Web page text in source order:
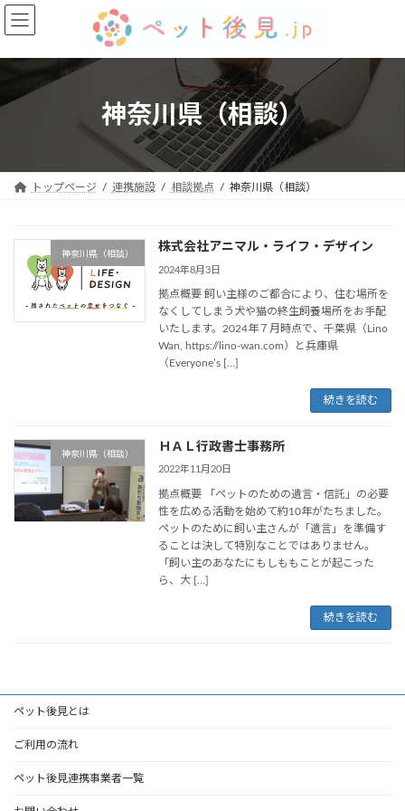
コ
ン
へ
ナ
ビ
ョ
神奈川県（相談）
トップページ 連携施設 相談拠点 神奈川県（相談）
神奈川県（相談）
株式会社アニマル・ライフ・デザイン
2024年8月3日
拠点概要 飼い主様のご都合により、住む場所を
なくしてしまう犬や猫の終生飼養場所をお手配
いたします。2024年７月時点で、千葉県（Lino
Wan, https://lino-wan.com）と兵庫県
（Everyone’s […]
続きを読む
神奈川県（相談）
ＨＡＬ行政書士事務所
2022年11月20日
拠点概要 「ペットのための遺言・信託」の必要
性を広める活動を始めて約10年がたちました。
ペットのために飼い主さんが「遺言」を準備す
ることは決して特別なことではありません。
「飼い主のあなたにもしももことが起こった
ら、大 […]
続きを読む
ペット後見とは
ご利用の流れ
ペット後見連携事業者一覧